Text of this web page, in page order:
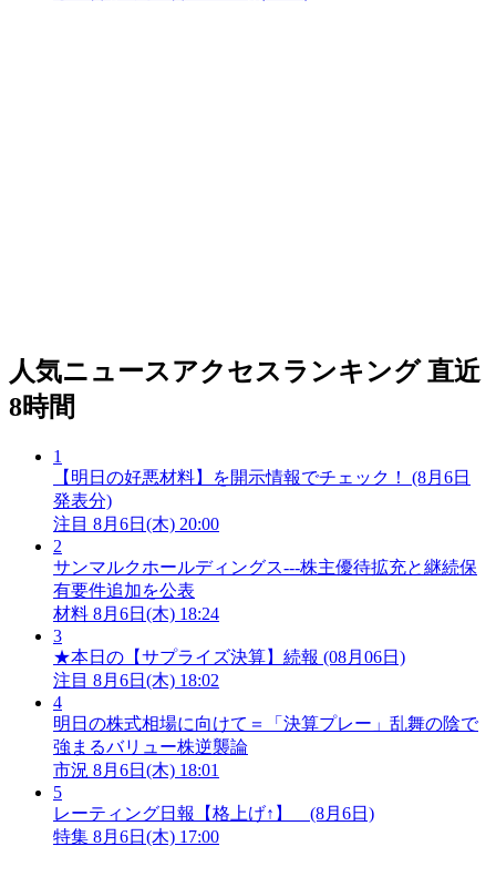
人気ニュースアクセスランキング 直近
8時間
1
【明日の好悪材料】を開示情報でチェック！ (8月6日
発表分)
注目 8月6日(木) 20:00
2
サンマルクホールディングス---株主優待拡充と継続保
有要件追加を公表
材料 8月6日(木) 18:24
3
★本日の【サプライズ決算】続報 (08月06日)
注目 8月6日(木) 18:02
4
明日の株式相場に向けて＝「決算プレー」乱舞の陰で
強まるバリュー株逆襲論
市況 8月6日(木) 18:01
5
レーティング日報【格上げ↑】 (8月6日)
特集 8月6日(木) 17:00